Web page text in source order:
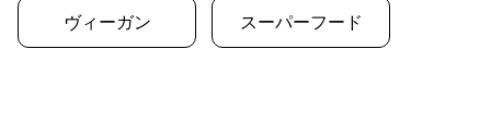
ヴィーガン スーパーフード